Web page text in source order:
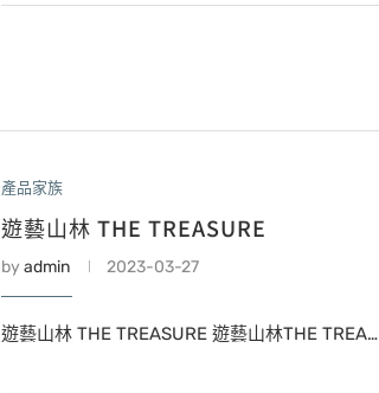
產品家族
遊藝山林 THE TREASURE
by admin 2023-03-27
遊藝山林 THE TREASURE 遊藝山林THE TREA…